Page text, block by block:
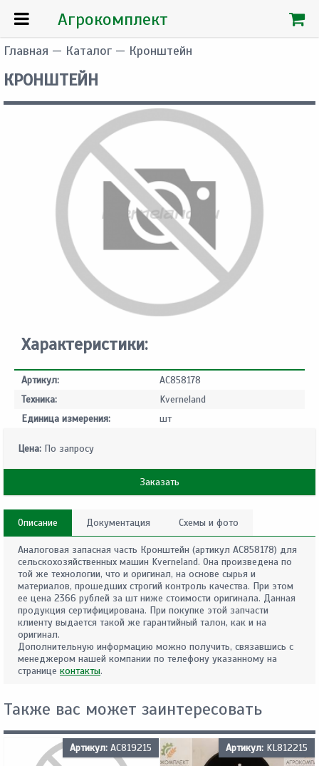
Главная — Каталог — Кронштейн
КРОНШТЕЙН
Характеристики:
Артикул:
AC858178
Техника:
Kverneland
Единица измерения:
шт
Цена: По запросу
Заказать
Описание Документация Схемы и фото
Аналоговая запасная часть Кронштейн (артикул AC858178) для
сельскохозяйственных машин Kverneland. Она произведена по
той же технологии, что и оригинал, на основе сырья и
материалов, прошедших строгий контроль качества. При этом
ее цена 2366 рублей за шт ниже стоимости оригинала. Данная
продукция сертифицирована. При покупке этой запчасти
клиенту выдается такой же гарантийный талон, как и на
оригинал.
Дополнительную информацию можно получить, связавшись с
менеджером нашей компании по телефону указанному на
странице контакты.
Также вас может заинтересовать
Артикул: AC819215 Артикул: KL812215
Агрокомплект